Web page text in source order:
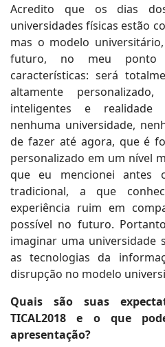
Acredito que os dias
universidades físicas estão
mas o modelo
futuro, no meu
características: será
altamente
inteligentes e realidade
nenhuma universidade,
de fazer até agora, que é
personalizado em um nível
que eu mencionei antes
tradicional, a que
experiência ruim em
possível no futuro.
imaginar uma universidade
as tecnologias da
disrupção no modelo
Quais são suas
TICAL2018 e o que
apresentação?